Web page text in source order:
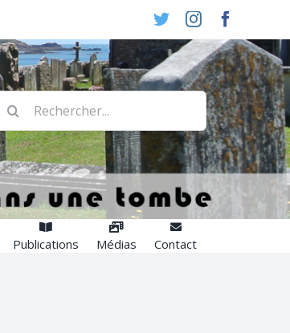
TwitterInstagram
Rechercher:
Publications Médias Contact